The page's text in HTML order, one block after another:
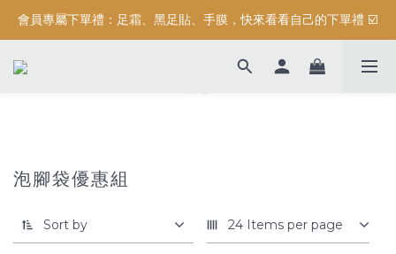
按摩系列滿$3000元，加碼送滿額禮『 精油保濕沐浴露 (正貨) 』
會員專屬下單禮：足霜、黑足貼、手膜，快來看看自己的下單禮 ☑️
按摩系列滿$3000元，加碼送滿額禮『 精油保濕沐浴露 (正貨) 』
泡腳袋優惠組
Sort by 24 Items per page